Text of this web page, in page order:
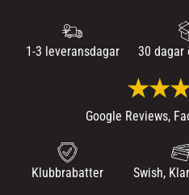
1-3 leveransdagar 30 dagar
Google Reviews,
Klubbrabatter Swish,